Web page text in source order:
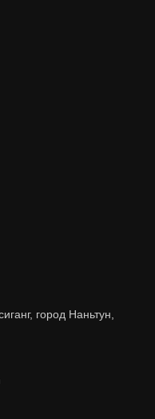
город Наньтун,